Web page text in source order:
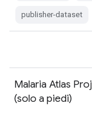
publisher-dataset
Malaria Atlas
(solo a piedi)